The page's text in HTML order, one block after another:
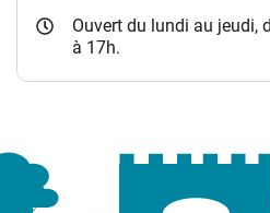
Ouvert du lundi au jeudi,
à 17h.